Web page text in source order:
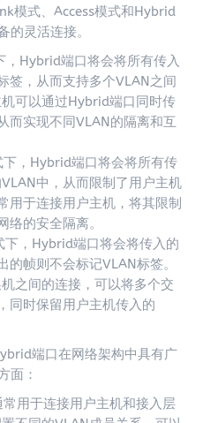
模式、Access模式和Hybrid
的灵活连接。
Hybrid端口将会将所有传入
签，从而支持多个VLAN之间
可以通过Hybrid端口同时传
而实现不同VLAN的隔离和互
下，Hybrid端口将会将所有传
中，从而限制了用户主机
用于连接用户主机，将其限制
络的安全隔离。
，Hybrid端口将会将传入的
帧则不会标记VLAN标签。
之间的连接，可以将多个交
同时保留用户主机传入的
端口在网络架构中具有广
面：
用于连接用户主机和接入层